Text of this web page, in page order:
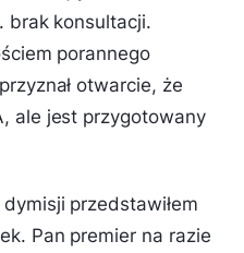
brak konsultacji.
porannego
otwarcie, że
ale jest przygotowany
przedstawiłem
Pan premier na razie